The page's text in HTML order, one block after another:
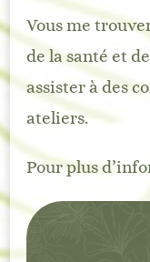
Vous me
de la santé et
assister à des
ateliers.
Pour plus